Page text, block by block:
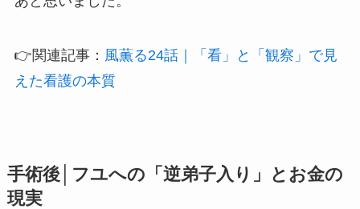
👉関連記事： 風薫る24話｜「看」と「観察」で見
えた看護の本質
手術後│フユへの「逆弟子入り」とお金の
現実